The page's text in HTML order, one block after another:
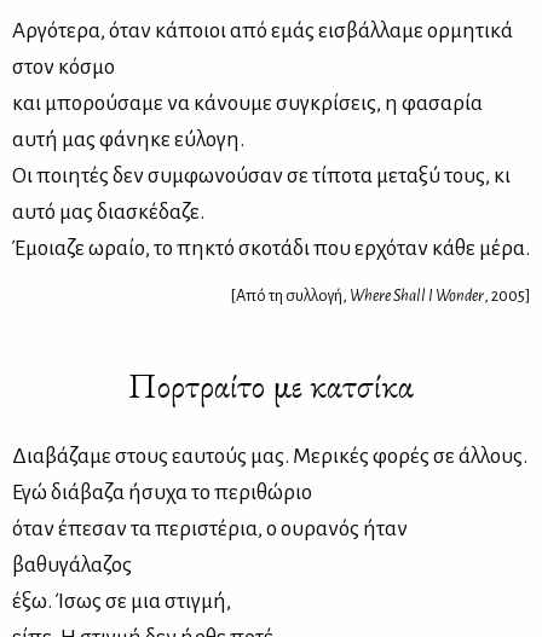
Αργότερα, όταν κάποιοι από εμάς εισβάλλαμε ορμητικά
στον κόσμο
και μπορούσαμε να κάνουμε συγκρίσεις, η φασαρία
αυτή μας φάνηκε εύλογη.
Οι ποιητές δεν συμφωνούσαν σε τίποτα μεταξύ τους, κι
αυτό μας διασκέδαζε.
Έμοιαζε ωραίο, το πηκτό σκοτάδι που ερχόταν κάθε μέρα.
[Από τη συλλογή, Where Shall I Wonder, 2005]
Πορτραίτο με κατσίκα
Διαβάζαμε στους εαυτούς μας. Μερικές φορές σε άλλους.
Εγώ διάβαζα ήσυχα το περιθώριο
όταν έπεσαν τα περιστέρια, ο ουρανός ήταν
βαθυγάλαζος
έξω. Ίσως σε μια στιγμή,